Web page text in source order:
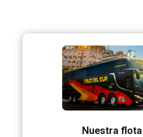
Nuestra flota